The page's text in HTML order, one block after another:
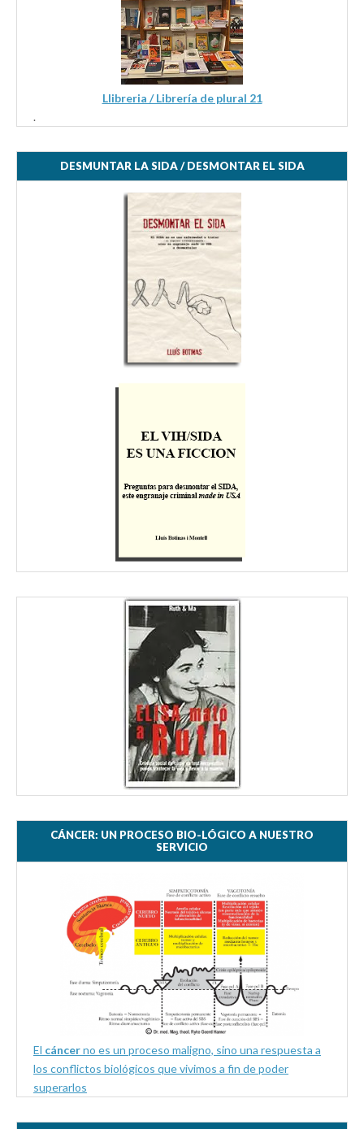
Llibreria / Librería de plural 21
.
DESMUNTAR LA SIDA / DESMONTAR EL SIDA
CÁNCER: UN PROCESO BIO-LÓGICO A NUESTRO
SERVICIO
El cáncerno es un proceso maligno, sino una respuesta a
los conflictos biológicos que vivimos a fin de poder
superarlos